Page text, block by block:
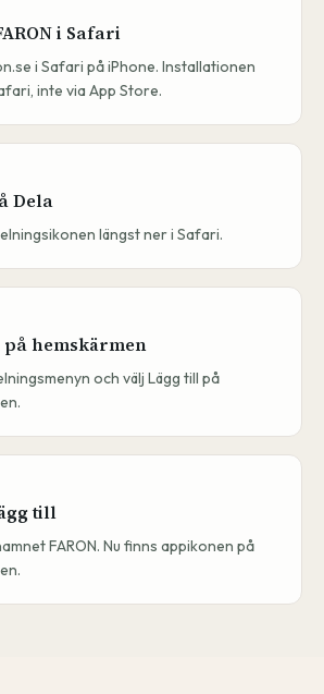
i Safari
i Safari på iPhone. Installationen
inte via App Store.
Dela
längst ner i Safari.
hemskärmen
och välj Lägg till på
till
FARON. Nu finns appikonen på